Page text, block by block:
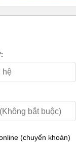
(chuyển khoản)